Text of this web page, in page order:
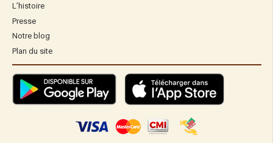
L’histoire
Presse
Notre blog
Plan du site